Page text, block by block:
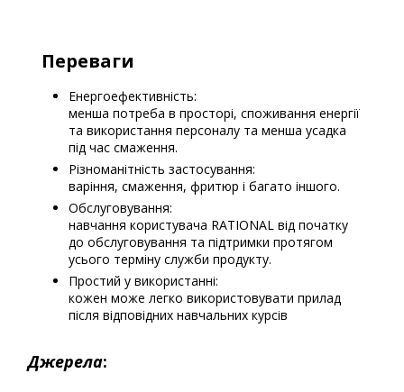
Переваги
Енергоефективність:
менша потреба в просторі, споживання енергії
та використання персоналу та менша усадка
під час смаження.
Різноманітність застосування:
варіння, смаження, фритюр і багато іншого.
Обслуговування:
навчання користувача RATIONAL від початку
до обслуговування та підтримки протягом
усього терміну служби продукту.
Простий у використанні:
кожен може легко використовувати прилад
після відповідних навчальних курсів
Джерела: